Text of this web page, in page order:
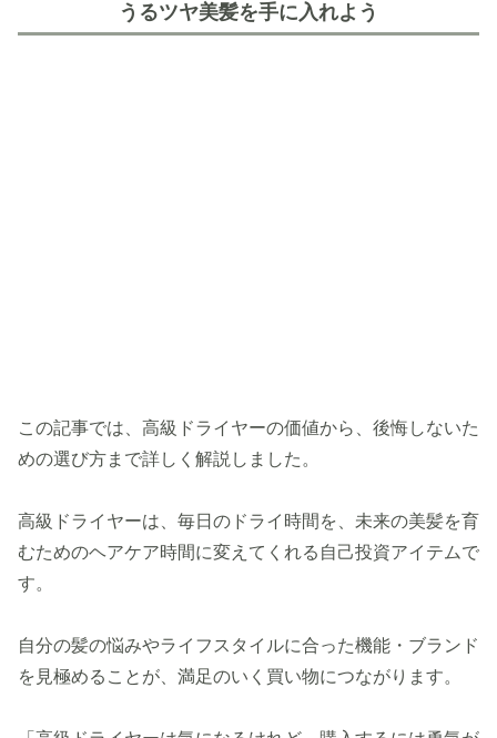
うるツヤ美髪を手に入れよう
この記事では、高級ドライヤーの価値から、後悔しないた
めの選び方まで詳しく解説しました。
高級ドライヤーは、毎日のドライ時間を、未来の美髪を育
むためのヘアケア時間に変えてくれる自己投資アイテムで
す。
自分の髪の悩みやライフスタイルに合った機能・ブランド
を見極めることが、満足のいく買い物につながります。